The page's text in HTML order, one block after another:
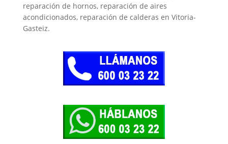
reparación de hornos, reparación de aires
acondicionados, reparación de calderas en Vitoria-
Gasteiz.